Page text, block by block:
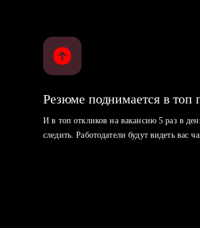
Резюме поднимается в топ
И в топ откликов на вакансию 5 раз в
следить. Работодатели будут видеть вас